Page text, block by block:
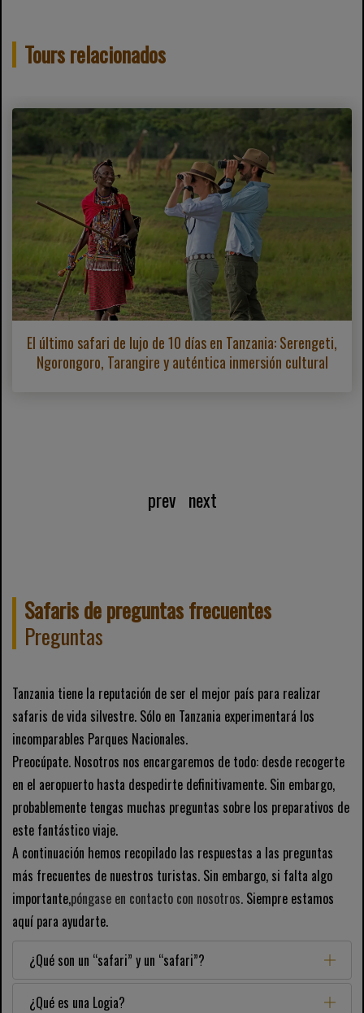
Tours relacionados
El último safari de lujo de 10 días en Tanzania: Serengeti,
Ngorongoro, Tarangire y auténtica inmersión cultural
prev next
Safaris de preguntas frecuentes
Preguntas
Tanzania tiene la reputación de ser el mejor país para realizar
safaris de vida silvestre. Sólo en Tanzania experimentará los
incomparables Parques Nacionales.
Preocúpate. Nosotros nos encargaremos de todo: desde recogerte
en el aeropuerto hasta despedirte definitivamente. Sin embargo,
probablemente tengas muchas preguntas sobre los preparativos de
este fantástico viaje.
A continuación hemos recopilado las respuestas a las preguntas
más frecuentes de nuestros turistas. Sin embargo, si falta algo
importante,póngase en contacto con nosotros. Siempre estamos
aquí para ayudarte.
¿Qué son un “safari” y un “safari”?
¿Qué es una Logia?